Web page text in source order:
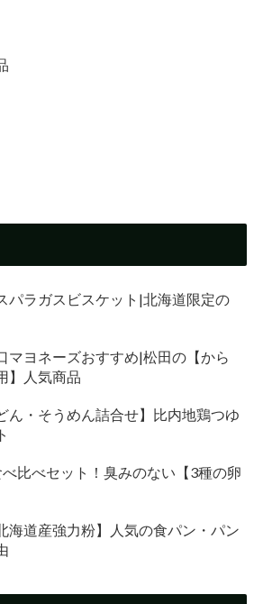
パラガスビスケット|北海道限定の
マヨネーズおすすめ|松田の【から
】人気商品
ん・そうめん詰合せ】比内地鶏つゆ
比べセット！臭みのない【3種の卵
海道産強力粉】人気の食パン・パン